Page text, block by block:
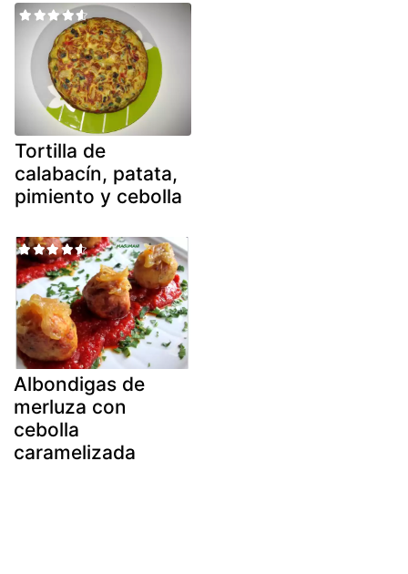
Tortilla de
calabacín, patata,
pimiento y cebolla
Albondigas de
merluza con
cebolla
caramelizada